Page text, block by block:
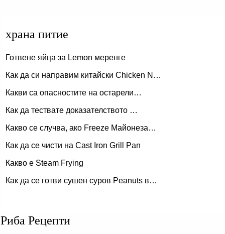
храна питие
Готвене яйца за Lemon меренге
Как да си направим китайски Chicken N…
Какви са опасностите на остарели…
Как да тествате доказателството …
Какво се случва, ако Freeze Майонеза…
Как да се чисти на Cast Iron Grill Pan
Какво е Steam Frying
Как да се готви сушен суров Peanuts в…
Риба Рецепти